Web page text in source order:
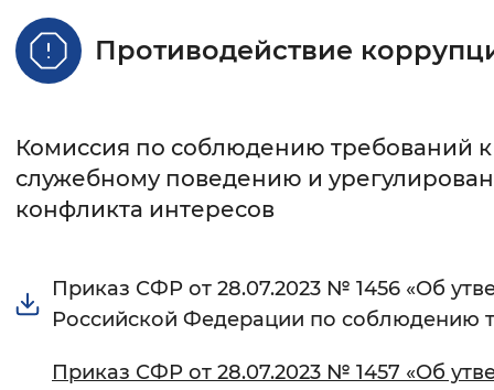
Стандартный Увеличенный
Без засечек С засечками
Интервал между буквами
Цвет сайта
Монохромный Инверсивный
Противодействие
Комиссия по соблюдению требований к
служебному поведению и
конфликта интересов
Приказ СФР от 28.07.2023 № 1456 «Об
Российской Федерации по соблюдению
Приказ СФР от 28.07.2023 № 1457 «Об